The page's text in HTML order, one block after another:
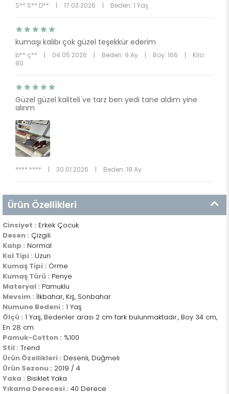
S** S** D** | 17.03.2026 | Beden: 1 Yaş
kumaşı kalıbı çok güzel teşekkür ederim
b** ç** | 04.05.2026 | Beden: 9 Ay | Boy: 166 |
Kilo:
80
Güzel güzel kaliteli ve tarz ben yedi tane aldım yine
alırım
**** **** | 30.01.2026 | Beden: 18 Ay
Ürün Özellikleri
Cinsiyet : Erkek Çocuk
Desen : Çizgili
Kalıp : Normal
Kol Tipi : Uzun
Kumaş Tipi : Örme
Kumaş Türü : Penye
Materyal : Pamuklu
Mevsim : İlkbahar, Kış, Sonbahar
Numune Bedeni : 1 Yaş
Ölçü : 1 Yaş, Bedenler arası 2 cm fark bulunmaktadır., Boy 34 cm,
En 28 cm
Pamuk-Cotton : %100
Stil : Trend
Ürün Özellikleri : Desenli, Düğmeli
Ürün Sezonu : 2019 / 4
Yaka : Bisiklet Yaka
Yıkama Derecesi : 40 Derece